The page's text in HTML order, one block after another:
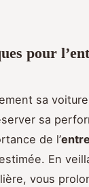
pour
sa
sa
de l’
En
vous